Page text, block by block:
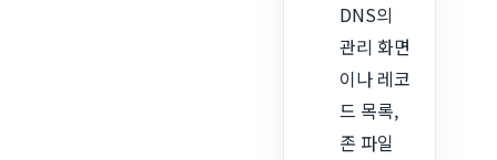
DNS의
관리 화면
이나 레코
드 목록,
존 파일